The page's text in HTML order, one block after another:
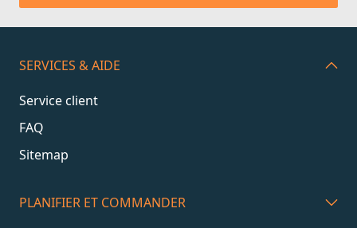
SERVICES & AIDE
Service client
FAQ
Sitemap
PLANIFIER ET COMMANDER